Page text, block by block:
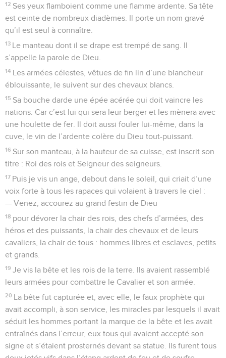
12 Ses yeux flamboient comme une flamme ardente. Sa tête
est ceinte de nombreux diadèmes. Il porte un nom gravé
qu’il est seul à connaître.
13 Le manteau dont il se drape est trempé de sang. Il
s’appelle la parole de Dieu.
14 Les armées célestes, vêtues de fin lin d’une blancheur
éblouissante, le suivent sur des chevaux blancs.
15 Sa bouche darde une épée acérée qui doit vaincre les
nations. Car c’est lui qui sera leur berger et les mènera avec
une houlette de fer. Il doit aussi fouler lui-même, dans la
cuve, le vin de l’ardente colère du Dieu tout-puissant.
16 Sur son manteau, à la hauteur de sa cuisse, est inscrit son
titre : Roi des rois et Seigneur des seigneurs.
17 Puis je vis un ange, debout dans le soleil, qui criait d’une
voix forte à tous les rapaces qui volaient à travers le ciel :
— Venez, accourez au grand festin de Dieu
18 pour dévorer la chair des rois, des chefs d’armées, des
héros et des puissants, la chair des chevaux et de leurs
cavaliers, la chair de tous : hommes libres et esclaves, petits
et grands.
19 Je vis la bête et les rois de la terre. Ils avaient rassemblé
leurs armées pour combattre le Cavalier et son armée.
20 La bête fut capturée et, avec elle, le faux prophète qui
avait accompli, à son service, les miracles par lesquels il avait
séduit les hommes portant la marque de la bête et les avait
entraînés dans l’erreur, eux tous qui avaient accepté son
signe et s’étaient prosternés devant sa statue. Ils furent tous